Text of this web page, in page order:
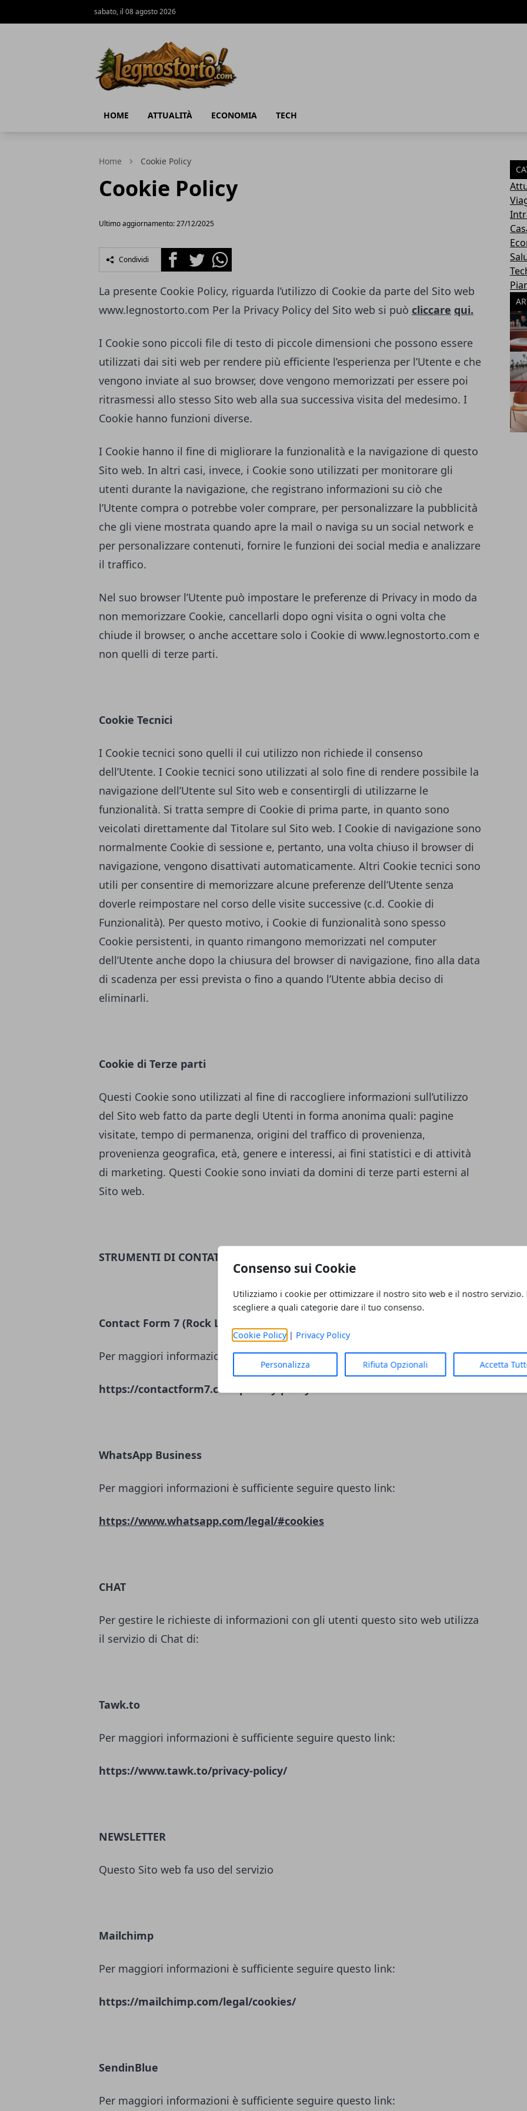
Consenso sui Cookie
Utilizziamo i cookie per ottimizzare il nostro sito web e il nostro servizio.
scegliere a quali categorie dare il tuo consenso.
Cookie Policy| Privacy Policy
Personalizza Rifiuta Opzionali Accetta
sabato, il 08 agosto 2026
HOME ATTUALITÀ ECONOMIA TECH
Home Cookie Policy
Cookie Policy
Ultimo aggiornamento: 27/12/2025
Condividi FacebookTwitterWhatsapp
La presente Cookie Policy, riguarda l’utilizzo di Cookie da parte del Sito web
www.legnostorto.com Per la Privacy Policy del Sito web si può cliccare qui.
I Cookie sono piccoli file di testo di piccole dimensioni che possono essere
utilizzati dai siti web per rendere più efficiente l’esperienza per l’Utente e che
vengono inviate al suo browser, dove vengono memorizzati per essere poi
ritrasmessi allo stesso Sito web alla sua successiva visita del medesimo. I
Cookie hanno funzioni diverse.
I Cookie hanno il fine di migliorare la funzionalità e la navigazione di questo
Sito web. In altri casi, invece, i Cookie sono utilizzati per monitorare gli
utenti durante la navigazione, che registrano informazioni su ciò che
l’Utente compra o potrebbe voler comprare, per personalizzare la pubblicità
che gli viene mostrata quando apre la mail o naviga su un social network e
per personalizzare contenuti, fornire le funzioni dei social media e analizzare
il traffico.
Nel suo browser l’Utente può impostare le preferenze di Privacy in modo da
non memorizzare Cookie, cancellarli dopo ogni visita o ogni volta che
chiude il browser, o anche accettare solo i Cookie di www.legnostorto.com e
non quelli di terze parti.
Cookie Tecnici
I Cookie tecnici sono quelli il cui utilizzo non richiede il consenso
dell’Utente. I Cookie tecnici sono utilizzati al solo fine di rendere possibile la
navigazione dell’Utente sul Sito web e consentirgli di utilizzarne le
funzionalità. Si tratta sempre di Cookie di prima parte, in quanto sono
veicolati direttamente dal Titolare sul Sito web. I Cookie di navigazione sono
normalmente Cookie di sessione e, pertanto, una volta chiuso il browser di
navigazione, vengono disattivati automaticamente. Altri Cookie tecnici sono
utili per consentire di memorizzare alcune preferenze dell’Utente senza
doverle reimpostare nel corso delle visite successive (c.d. Cookie di
Funzionalità). Per questo motivo, i Cookie di funzionalità sono spesso
Cookie persistenti, in quanto rimangono memorizzati nel computer
dell’Utente anche dopo la chiusura del browser di navigazione, fino alla data
di scadenza per essi prevista o fino a quando l’Utente abbia deciso di
eliminarli.
Cookie di Terze parti
Questi Cookie sono utilizzati al fine di raccogliere informazioni sull’utilizzo
del Sito web fatto da parte degli Utenti in forma anonima quali: pagine
visitate, tempo di permanenza, origini del traffico di provenienza,
provenienza geografica, età, genere e interessi, ai fini statistici e di attività
di marketing. Questi Cookie sono inviati da domini di terze parti esterni al
Sito web.
STRUMENTI DI CONTATTO
Contact Form 7 (Rock Lobster LLC)
Per maggiori informazioni è sufficiente seguire questo link:
https://contactform7.com/privacy-policy/
WhatsApp Business
Per maggiori informazioni è sufficiente seguire questo link:
https://www.whatsapp.com/legal/#cookies
CHAT
Per gestire le richieste di informazioni con gli utenti questo sito web utilizza
il servizio di Chat di:
Tawk.to
Per maggiori informazioni è sufficiente seguire questo link:
https://www.tawk.to/privacy-policy/
NEWSLETTER
Questo Sito web fa uso del servizio
Mailchimp
Per maggiori informazioni è sufficiente seguire questo link:
https://mailchimp.com/legal/cookies/
SendinBlue
Per maggiori informazioni è sufficiente seguire questo link: